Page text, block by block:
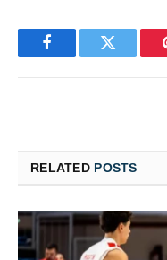
FacebookTwitter
RELATED POSTS